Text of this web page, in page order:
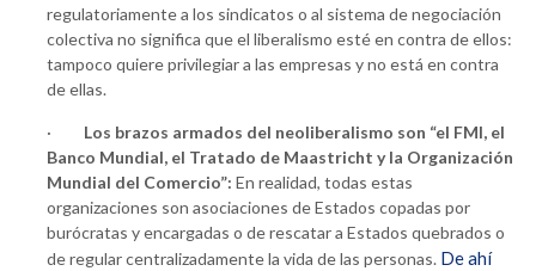
regulatoriamente a los sindicatos o al sistema de negociación
colectiva no significa que el liberalismo esté en contra de ellos:
tampoco quiere privilegiar a las empresas y no está en contra
de ellas.
· Los brazos armados del neoliberalismo son “el FMI, el
Banco Mundial, el Tratado de Maastricht y la Organización
Mundial del Comercio”: En realidad, todas estas
organizaciones son asociaciones de Estados copadas por
burócratas y encargadas o de rescatar a Estados quebrados o
de regular centralizadamente la vida de las personas. De ahí